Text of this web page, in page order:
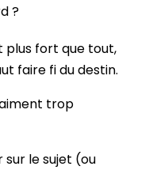
?
plus fort que tout,
faire fi du destin.
trop
sur le sujet (ou